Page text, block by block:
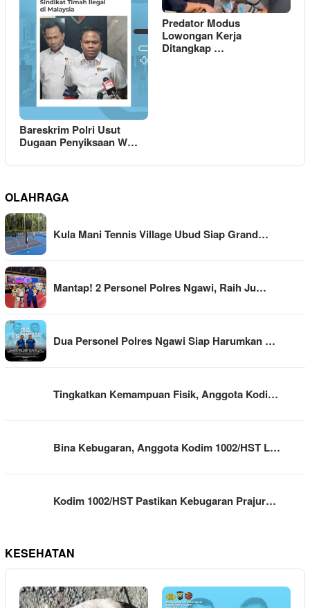
Bareskrim Polri Usut
Dugaan Penyiksaan W…
Predator Modus
Lowongan Kerja
Ditangkap …
OLAHRAGA
Kula Mani Tennis Village Ubud Siap Grand…
Mantap! 2 Personel Polres Ngawi, Raih Ju…
Dua Personel Polres Ngawi Siap Harumkan …
Tingkatkan Kemampuan Fisik, Anggota Kodi…
Bina Kebugaran, Anggota Kodim 1002/HST L…
Kodim 1002/HST Pastikan Kebugaran Prajur…
KESEHATAN